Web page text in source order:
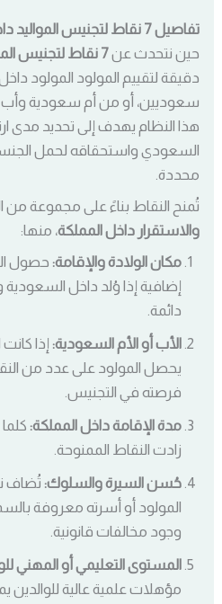
تفاصيل 7 نقاط لتجنيس المواليد داخل السعودية
حين نتحدث عن7 نقاط لتجنيس المواليد
دقيقة لتقييم المولود المولود
سعوديين، أو من أم سعودية
هذا النظام يهدف إلى تحديد مدى
السعودي واستحقاقه لحمل
محددة.
تُمنح النقاط بناءً على مجموعة
والاستقرار داخل المملكة، منها:
مكان الولادة والإقامة: حصول
إضافية إذا وُلد داخل
دائمة.
الأب أو الأم السعودية: إذا
يحصل المولود على عدد من
فرصته في التجنيس.
مدة الإقامة داخل المملكة:
زادت النقاط الممنوحة.
حُسن السيرة والسلوك: تُضاف
المولود أو أسرته معروفة
وجود مخالفات قانونية.
المستوى التعليمي أو المهني
مؤهلات علمية عالية للوالدين